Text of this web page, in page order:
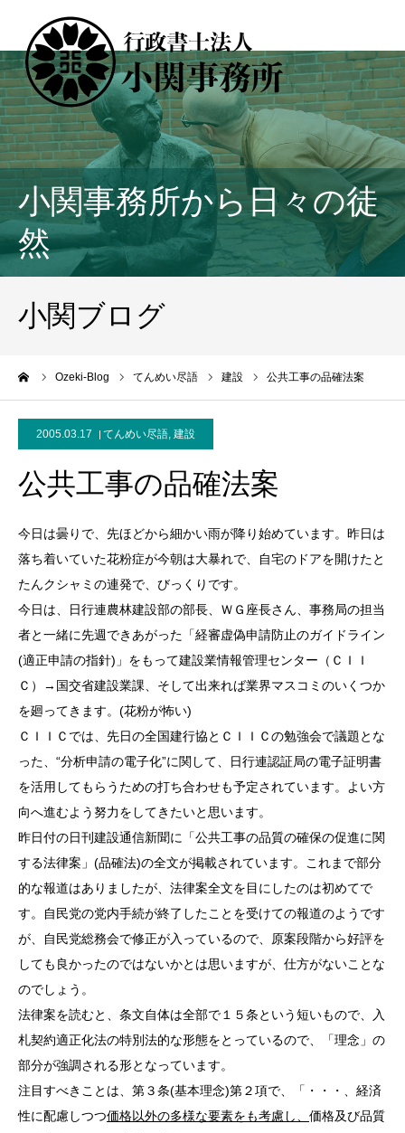
小関事務所から日々の徒
然
小関ブログ
Ozeki-Blog てんめい尽語 建設 公共工事の品確法案
2005.03.17 てんめい尽語, 建設
公共工事の品確法案
今日は曇りで、先ほどから細かい雨が降り始めています。昨日は
落ち着いていた花粉症が今朝は大暴れで、自宅のドアを開けたと
たんクシャミの連発で、びっくりです。
今日は、日行連農林建設部の部長、ＷＧ座長さん、事務局の担当
者と一緒に先週できあがった「経審虚偽申請防止のガイドライン
(適正申請の指針)」をもって建設業情報管理センター（ＣＩＩ
Ｃ）→国交省建設業課、そして出来れば業界マスコミのいくつか
を廻ってきます。(花粉が怖い)
ＣＩＩＣでは、先日の全国建行協とＣＩＩＣの勉強会で議題とな
った、“分析申請の電子化”に関して、日行連認証局の電子証明書
を活用してもらうための打ち合わせも予定されています。よい方
向へ進むよう努力をしてきたいと思います。
昨日付の日刊建設通信新聞に「公共工事の品質の確保の促進に関
する法律案」(品確法)の全文が掲載されています。これまで部分
的な報道はありましたが、法律案全文を目にしたのは初めてで
す。自民党の党内手続が終了したことを受けての報道のようです
が、自民党総務会で修正が入っているので、原案段階から好評を
しても良かったのではないかとは思いますが、仕方がないことな
のでしょう。
法律案を読むと、条文自体は全部で１５条という短いもので、入
札契約適正化法の特別法的な形態をとっているので、「理念」の
部分が強調される形となっています。
注目すべきことは、第３条(基本理念)第２項で、「・・・、経済
性に配慮しつつ価格以外の多様な要素をも考慮し、 価格及び品質